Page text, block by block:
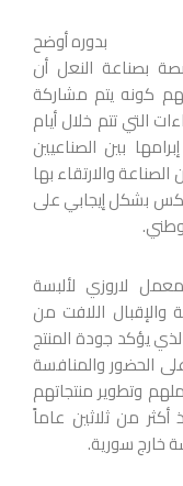
بدوره أوضح
بصناعة النعل أن
كونه يتم مشاركة
التي تتم خلال أيام
بين الصناعيين
والارتقاء بها
بشكل إيجابي على
لاروزي لألبسة
والإقبال اللافت من
يؤكد جودة المنتج
الحضور والمنافسة
وتطوير منتجاتهم
من ثلاثين عاماً
خارج سورية.